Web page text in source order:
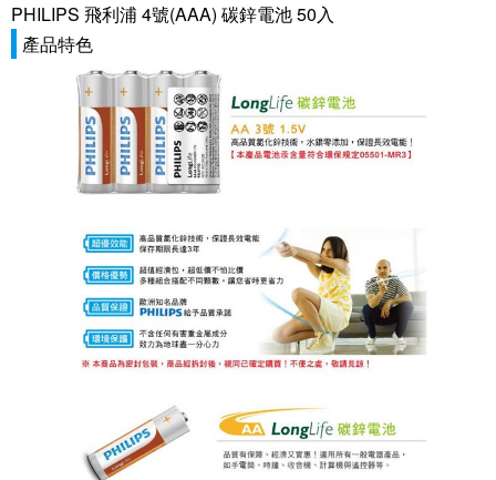
PHILIPS 飛利浦 4號(AAA) 碳鋅電池 50入
產品特色